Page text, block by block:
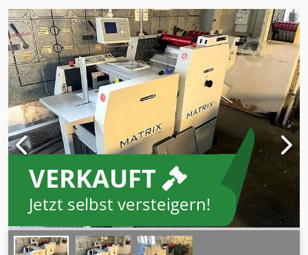
VERKAUFT
Jetzt selbst versteigern!